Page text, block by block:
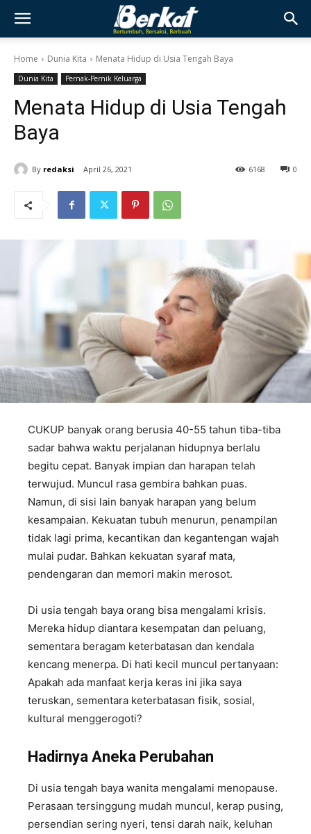
Home Dunia Kita Menata Hidup di Usia Tengah Baya
Dunia Kita Pernak-Pernik Keluarga
Menata Hidup di Usia Tengah
Baya
By redaksi April 26, 2021 0
6168
CUKUP banyak orang berusia 40-55 tahun tiba-tiba
sadar bahwa waktu perjalanan hidupnya berlalu
begitu cepat. Banyak impian dan harapan telah
terwujud. Muncul rasa gembira bahkan puas.
Namun, di sisi lain banyak harapan yang belum
kesampaian. Kekuatan tubuh menurun, penampilan
tidak lagi prima, kecantikan dan kegantengan wajah
mulai pudar. Bahkan kekuatan syaraf mata,
pendengaran dan memori makin merosot.
Di usia tengah baya orang bisa mengalami krisis.
Mereka hidup diantara kesempatan dan peluang,
sementara beragam keterbatasan dan kendala
kencang menerpa. Di hati kecil muncul pertanyaan:
Apakah ada manfaat kerja keras ini jika saya
teruskan, sementara keterbatasan fisik, sosial,
kultural menggerogoti?
Hadirnya Aneka Perubahan
Di usia tengah baya wanita mengalami menopause.
Perasaan tersinggung mudah muncul, kerap pusing,
persendian sering nyeri, tensi darah naik, keluhan